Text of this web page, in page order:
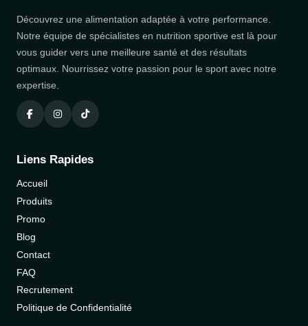
Découvrez une alimentation adaptée à votre performance.
Notre équipe de spécialistes en nutrition sportive est là pour
vous guider vers une meilleure santé et des résultats
optimaux. Nourrissez votre passion pour le sport avec notre
expertise.
Liens Rapides
Accueil
Produits
Promo
Blog
Contact
FAQ
Recrutement
Politique de Confidentialité